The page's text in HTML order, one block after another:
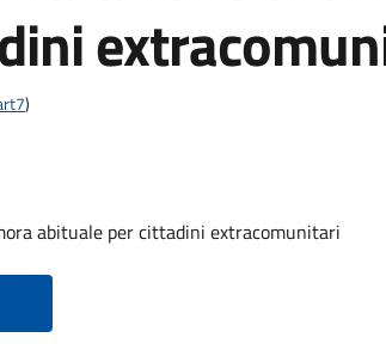
)
abituale per cittadini extracomunitari